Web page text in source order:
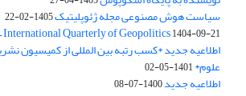
سیاست هوش مصنوعی مجله ژئوپلیتیک1405-02-22
International Quarterly of Geopolitics1404-09-21
اطلاعیه جدید *کسب رتبه بین المللی از کمیسیون
علوم*1401-05-02
اطلاعیه جدید1400-07-08